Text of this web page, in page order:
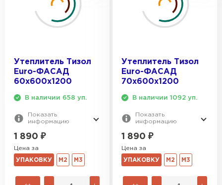
Утеплитель Тизол
Euro-ФАСАД
60х600х1200
В наличии 658 уп.
Показать
информацию
1 890 ₽
Цена за
УПАКОВКУ М2 М3
Утеплитель Тизол
Euro-ФАСАД
70х600х1200
В наличии 1092 уп.
Показать
информацию
1 890 ₽
Цена за
УПАКОВКУ М2 М3